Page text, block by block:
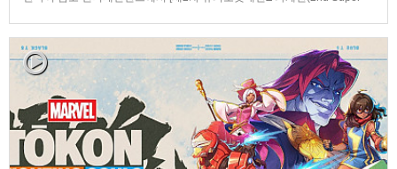
판[제2차 슈퍼로봇대전Z 파계편]은 2011년 PSP로 발매되었으며, 2012년
에 발매되었던 [제2…